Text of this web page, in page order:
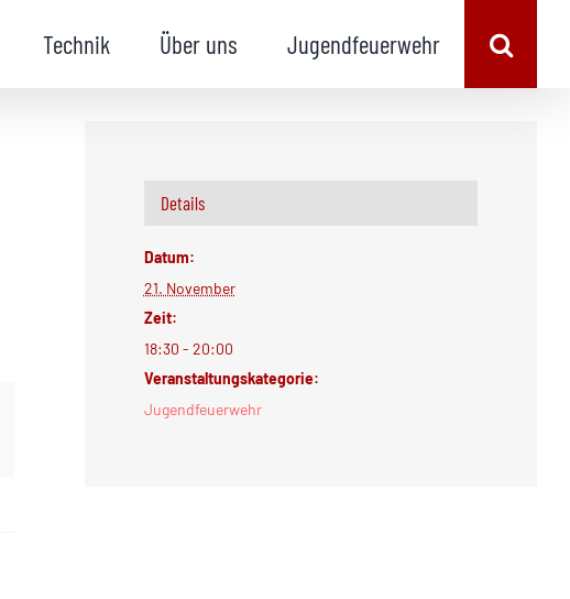
Technik Über uns Jugendfeuerwehr
Details
Datum:
21. November
Zeit:
18:30 - 20:00
Veranstaltungskategorie:
Jugendfeuerwehr